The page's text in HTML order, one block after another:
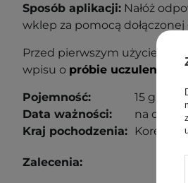
Sposób aplikacji: Nałóż
wklep za pomocą dołączonej
Przed pierwszym użyciem
wpisu o próbie uczuleniowej
Pojemność:
15 g
Data ważności:
na
Kraj pochodzenia:
Korea
Zalecenia: